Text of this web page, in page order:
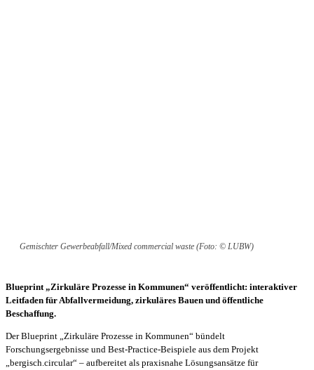
Gemischter Gewerbeabfall/Mixed commercial waste (Foto: © LUBW)
Blueprint „Zirkuläre Prozesse in Kommunen“ veröffentlicht: interaktiver
Leitfaden für Abfallvermeidung, zirkuläres Bauen und öffentliche
Beschaffung.
Der Blueprint „Zirkuläre Prozesse in Kommunen“ bündelt
Forschungsergebnisse und Best-Practice-Beispiele aus dem Projekt
„bergisch.circular“ – aufbereitet als praxisnahe Lösungsansätze für